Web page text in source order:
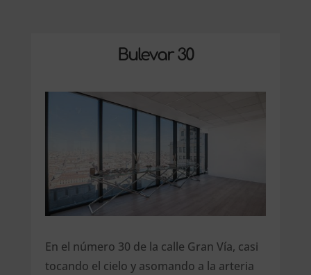
Bulevar 30
En el número 30 de la calle Gran Vía, casi
tocando el cielo y asomando a la arteria